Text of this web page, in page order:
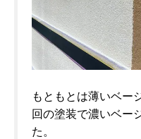
もともとは薄いベー
回の塗装で濃いベー
た。